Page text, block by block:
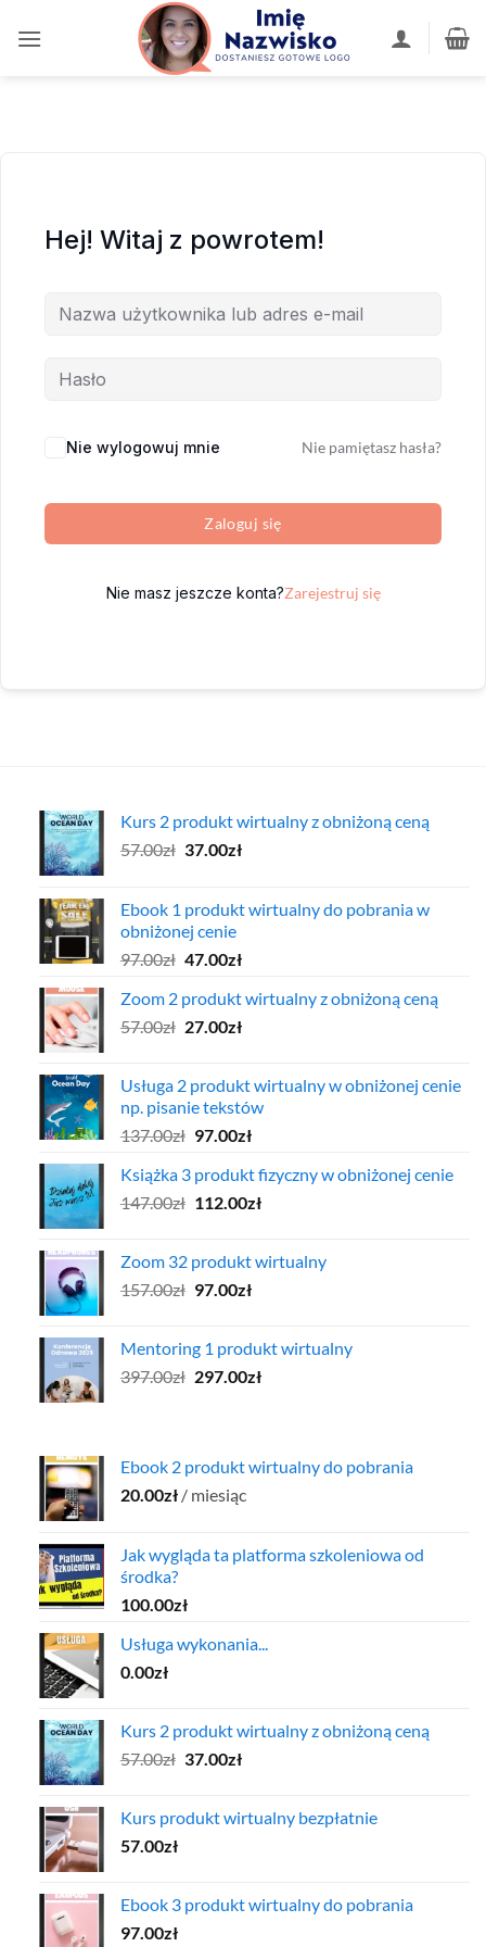
Hej! Witaj z powrotem!
Nie wylogowuj mnie Nie pamiętasz hasła?
Zaloguj się
Nie masz jeszcze konta?Zarejestruj się
Kurs 2 produkt wirtualny z obniżoną ceną
57.00zł Pierwotna
57.00zł.
37.00złAktualna
37.00zł.
Ebook 1 produkt wirtualny do pobrania w
obniżonej cenie
97.00zł Pierwotna
wynosiła:
97.00zł.
47.00złAktualna
wynosi:
47.00zł.
Zoom 2 produkt wirtualny z obniżoną ceną
57.00zł Pierwotna
57.00zł.
27.00złAktualna
27.00zł.
Usługa 2 produkt wirtualny w obniżonej cenie
np. pisanie tekstów
137.00zł Pierwotna
wynosiła:
137.00zł.
97.00złAktualna
wynosi:
97.00zł.
Książka 3 produkt fizyczny w obniżonej cenie
147.00zł Pierwotna
147.00zł.
112.00złAktualna
112.00zł.
Zoom 32 produkt wirtualny
157.00zł Pierwotna
157.00zł.
97.00złAktualna
97.00zł.
Mentoring 1 produkt wirtualny
397.00zł Pierwotna
297.00złAktualna
Ebook 2 produkt wirtualny do pobrania
20.00zł / miesiąc
Jak wygląda ta platforma szkoleniowa od
środka?
100.00zł
Usługa wykonania...
0.00zł
Kurs 2 produkt wirtualny z obniżoną ceną
57.00zł Pierwotna
57.00zł.
37.00złAktualna
37.00zł.
Kurs produkt wirtualny bezpłatnie
57.00zł
Ebook 3 produkt wirtualny do pobrania
97.00zł